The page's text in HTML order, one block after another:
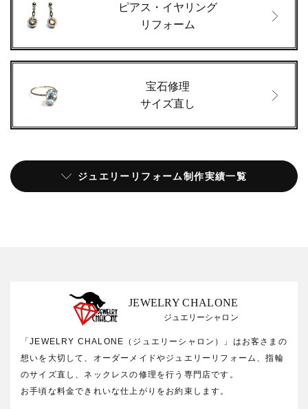
ピアス・イヤリング
リフォーム
宝石修理
サイズ直し
ジュエリーリフォーム制作実績一覧
JEWELRY CHALONE
ジュエリーシャロン
「JEWELRY CHALONE（ジュエリーシャロン）」はお客さまの
想いを大切して、オーダーメイドやジュエリーリフォーム、指輪
のサイズ直し、ネックレスの修理を行う専門店です。
お手頃な料金できれいな仕上がりをお約束します。